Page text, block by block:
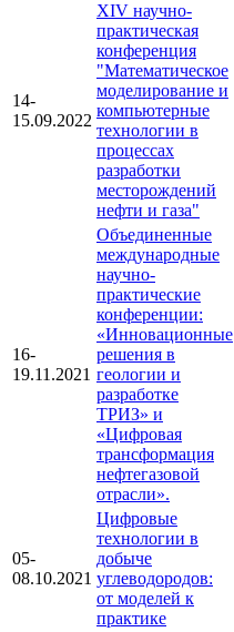
14-
15.09.2022
XIV научно-
практическая
конференция
"Математическое
моделирование и
компьютерные
технологии в
процессах
разработки
месторождений
нефти и газа"
16-
19.11.2021
Объединенные
международные
научно-
практические
конференции:
«Инновационные
решения в
геологии и
разработке
ТРИЗ» и
«Цифровая
трансформация
нефтегазовой
отрасли».
05-
08.10.2021
Цифровые
технологии в
добыче
углеводородов:
от моделей к
практике